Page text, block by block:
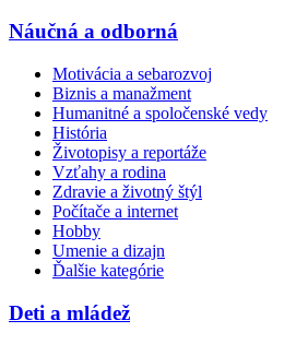
Náučná a odborná
Motivácia a sebarozvoj
Biznis a manažment
Humanitné a spoločenské vedy
História
Životopisy a reportáže
Vzťahy a rodina
Zdravie a životný štýl
Počítače a internet
Hobby
Umenie a dizajn
Ďalšie kategórie
Deti a mládež